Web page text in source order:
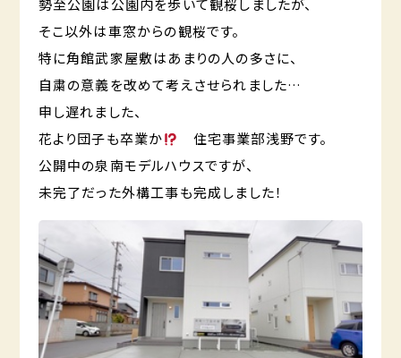
勢至公園は公園内を歩いて観桜しましたが、
そこ以外は車窓からの観桜です。
特に角館武家屋敷はあまりの人の多さに、
自粛の意義を改めて考えさせられました…
申し遅れました、
花より団子も卒業か
住宅事業部浅野です。
公開中の泉南モデルハウスですが、
未完了だった外構工事も完成しました！